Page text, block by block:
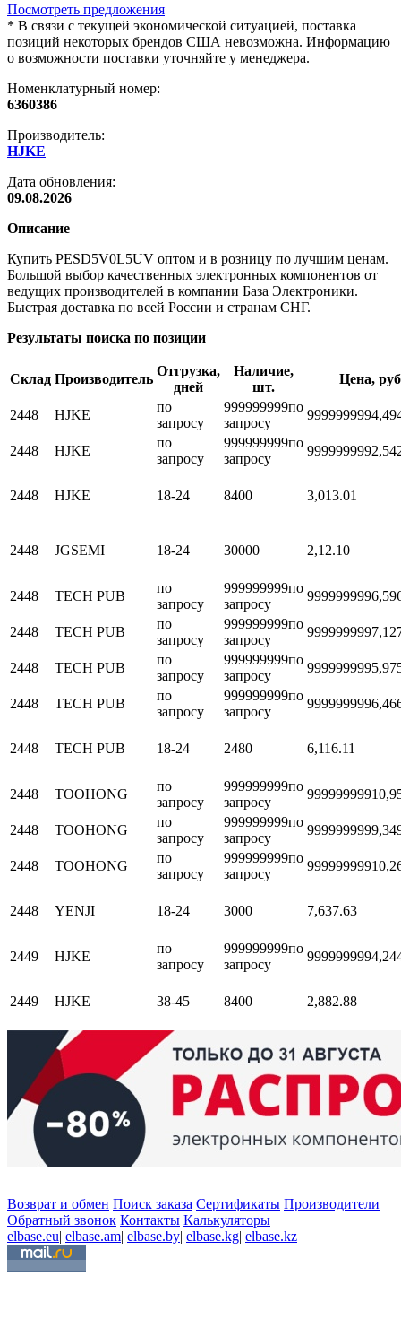
Посмотреть предложения
* В связи с текущей экономической ситуацией, поставка
позиций некоторых брендов США невозможна. Информацию
о возможности поставки уточняйте у менеджера.
Номенклатурный номер:
6360386
Производитель:
HJKE
Дата обновления:
09.08.2026
Описание
Купить PESD5V0L5UV оптом и в розницу по лучшим ценам.
Большой выбор качественных электронных компонентов от
ведущих производителей в компании База Электроники.
Быстрая доставка по всей России и странам СНГ.
Результаты поиска по позиции
Склад Производитель
Отгрузка,
дней
Наличие,
шт.
Цена,
2448 HJKE
по
запросу
999999999по
запросу
9999999994,49
2448 HJKE
по
запросу
999999999по
запросу
9999999992,54
2448 HJKE 18-24 8400 3,013.01
2448 JGSEMI 18-24 30000 2,1 2.10
2448 TECH PUB
по
запросу
999999999по
запросу
9999999996,59
2448 TECH PUB
по
запросу
999999999по
запросу
9999999997,12
2448 TECH PUB
по
запросу
999999999по
запросу
9999999995,97
2448 TECH PUB
по
запросу
999999999по
запросу
9999999996,46
2448 TECH PUB 18-24 2480 6,116.11
2448 TOOHONG
по
запросу
999999999по
запросу
999999999
2448 TOOHONG
по
запросу
999999999по
запросу
9999999999,34
2448 TOOHONG
по
запросу
999999999по
запросу
999999999
2448 YENJI 18-24 3000 7,637.63
2449 HJKE
по
запросу
999999999по
запросу
9999999994,24
2449 HJKE 38-45 8400 2,882.88
Возврат и обмен Поиск заказа Сертификаты Производители
Обратный звонок Контакты Калькуляторы
elbase.eu| elbase.am| elbase.by| elbase.kg| elbase.kz